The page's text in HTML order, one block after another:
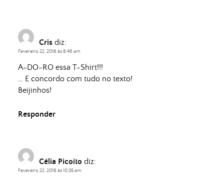
Cris diz:
Fevereiro 22, 2018 às 8:46 am
A-DO-RO essa T-Shirt!!!
… E concordo com tudo no texto!
Beijinhos!
Responder
Célia Picoito diz:
Fevereiro 22, 2018 às 10:35 am